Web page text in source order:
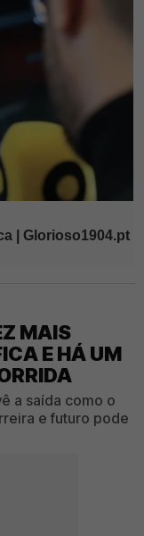
MAIS
E HÁ UM
a saída como o
e futuro pode